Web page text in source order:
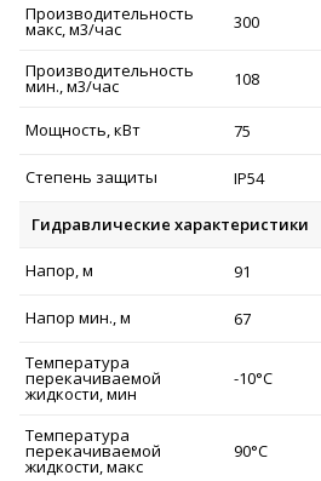
Производительность
макс, м3/час 300
Производительность
мин., м3/час 108
Мощность, кВт 75
Степень защиты IP54
Гидравлические характеристики
Напор, м 91
Напор мин., м
67
Температура
перекачиваемой
жидкости, мин
-10°C
Температура
перекачиваемой
жидкости, макс
90°C